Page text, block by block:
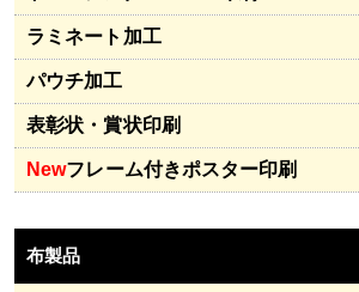
ラミネート加工
パウチ加工
表彰状・賞状印刷
Newフレーム付きポスター印刷
布製品